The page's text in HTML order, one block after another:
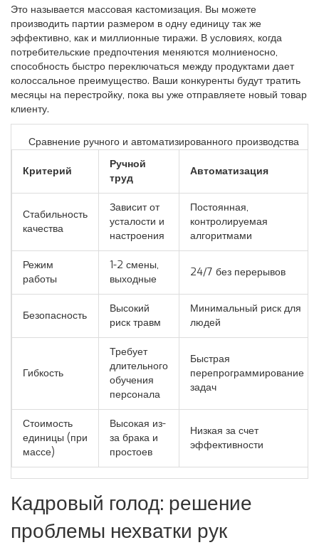
Это называется массовая кастомизация. Вы можете
производить партии размером в одну единицу так же
эффективно, как и миллионные тиражи. В условиях, когда
потребительские предпочтения меняются молниеносно,
способность быстро переключаться между продуктами дает
колоссальное преимущество. Ваши конкуренты будут тратить
месяцы на перестройку, пока вы уже отправляете новый товар
клиенту.
Сравнение ручного и автоматизированного производства
Критерий
Ручной
труд
Автоматизация
Стабильность
качества
Зависит от
усталости и
настроения
Постоянная,
контролируемая
алгоритмами
Режим
работы
1-2 смены,
выходные
24/7 без перерывов
Безопасность
Высокий
риск травм
Минимальный риск для
людей
Гибкость
Требует
длительного
обучения
персонала
Быстрая
перепрограммирование
задач
Стоимость
единицы (при
массе)
Высокая из-
за брака и
простоев
Низкая за счет
эффективности
Кадровый голод: решение
проблемы нехватки рук